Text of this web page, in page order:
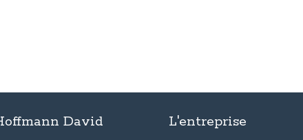
David L'entreprise